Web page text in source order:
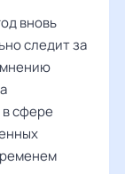
вновь
следит за
сфере